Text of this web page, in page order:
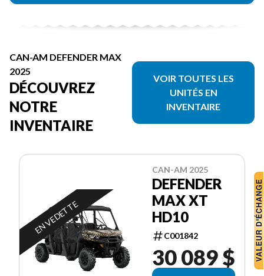
CAN-AM DEFENDER MAX
2025
DÉCOUVREZ
NOTRE
INVENTAIRE
VOIR TOUTES LES
UNITÉS EN
INVENTAIRE
EN VEDETTE
CAN-AM 2025
DEFENDER
MAX XT
HD10
C001842
30 089 $